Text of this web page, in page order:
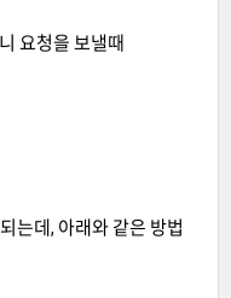
요청을 보낼때
는데, 아래와 같은 방법